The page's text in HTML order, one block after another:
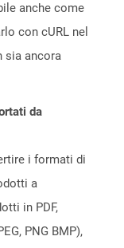
anche come
con cURL nel
sia ancora
da
i formati di
a
in PDF,
PNG BMP),